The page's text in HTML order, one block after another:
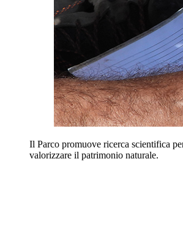
Il Parco promuove ricerca scientifica
valorizzare il patrimonio naturale.